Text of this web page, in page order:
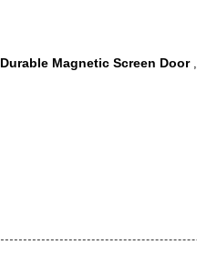
,
Durable Magnetic Screen Door